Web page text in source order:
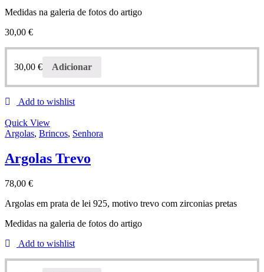
Medidas na galeria de fotos do artigo
30,00 €
30,00 € Adicionar
Add to wishlist
Quick View
Argolas, Brincos, Senhora
Argolas Trevo
78,00 €
Argolas em prata de lei 925, motivo trevo com zirconias pretas
Medidas na galeria de fotos do artigo
Add to wishlist